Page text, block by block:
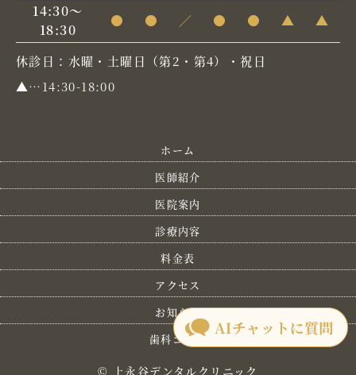
14:30～
18:30
● ● ／ ● ● ▲ ▲
休診日：水曜・土曜日（第2・第4）・祝日
▲…14:30-18:00
ホーム
医師紹介
医院案内
診療内容
料金表
アクセス
お知らせ
歯科コラム
© 上永谷デンタルクリニック